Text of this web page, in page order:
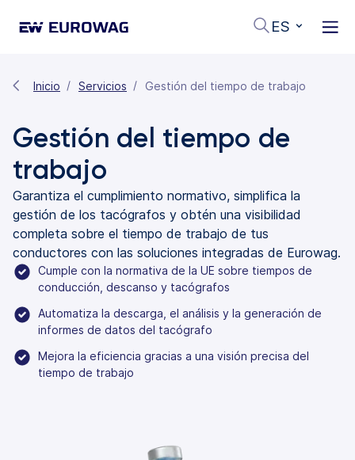
ES
Inicio Servicios Gestión del tiempo de trabajo
Gestión del tiempo de
trabajo
Garantiza el cumplimiento normativo, simplifica la
gestión de los tacógrafos y obtén una visibilidad
completa sobre el tiempo de trabajo de tus
conductores con las soluciones integradas de Eurowag.
Cumple con la normativa de la UE sobre tiempos de
conducción, descanso y tacógrafos
Automatiza la descarga, el análisis y la generación de
informes de datos del tacógrafo
Mejora la eficiencia gracias a una visión precisa del
tiempo de trabajo